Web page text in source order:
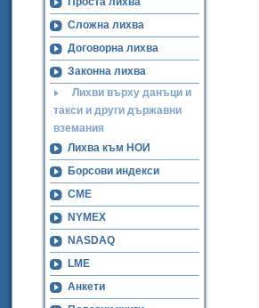
Сложна лихва
Договорна лихва
Законна лихва
Лихви върху данъци и
такси и други държавни
вземания
Лихва към НОИ
Борсови индекси
CME
NYMEX
NASDAQ
LME
Анкети